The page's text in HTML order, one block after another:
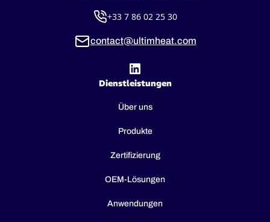
+33 7 86 02 25 30
contact@ultimheat.com
Dienstleistungen
Über uns
Produkte
Zertifizierung
OEM-Lösungen
Anwendungen